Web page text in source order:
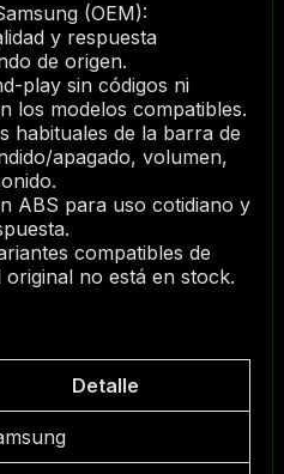
(OEM):
y respuesta
de origen.
play sin códigos ni
los modelos compatibles.
habituales de la barra de
apagado, volumen,
ABS para uso cotidiano y
compatibles de
no está en stock.
Detalle